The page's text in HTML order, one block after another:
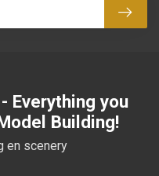
Everything you
Building!
en scenery